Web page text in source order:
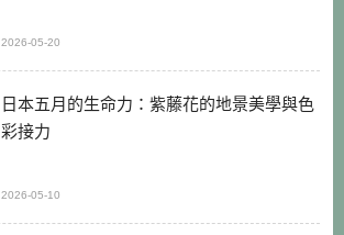
2026-05-20
日本五月的生命力：紫藤花的地景美學與色
彩接力
2026-05-10